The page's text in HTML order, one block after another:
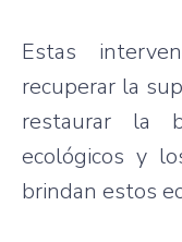
Estas
recuperar la
restaurar la
ecológicos y
brindan estos